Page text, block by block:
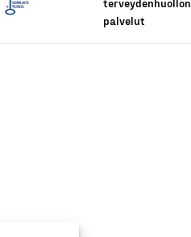
terveydenhuollon
palvelut